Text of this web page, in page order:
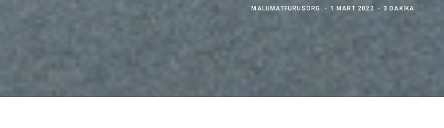
MALUMATFURUSORG 1 MART 2022 3 DAKIKA